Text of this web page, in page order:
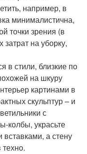
например, в
минималистична,
точки зрения (в
на уборку,
в стили, близкие по
на шкуру
картинами в
скульптур – и
с
колбы, украсьте
а стену